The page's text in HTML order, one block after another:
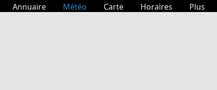
Annuaire Météo Carte Horaires Plus